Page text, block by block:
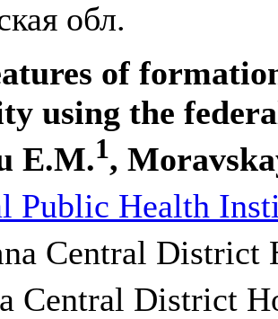
обл.
of
using the
E.M.1,
Public Health
Central District
Central District